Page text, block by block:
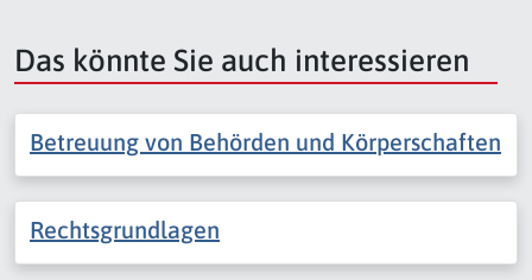
Das könnte Sie auch interessieren
Betreuung von Behörden und Körperschaften
Rechtsgrundlagen